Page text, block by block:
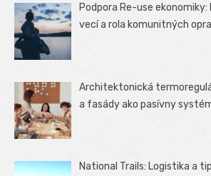
Podpora Re-use
vecí a rola komunitných
Architektonická
a fasády ako pasívny
National Trails: Logistika a